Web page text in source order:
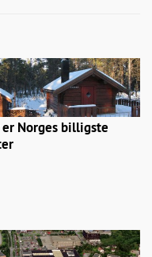
er Norges billigste